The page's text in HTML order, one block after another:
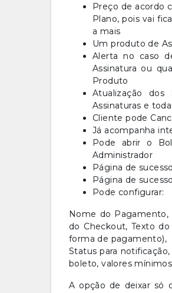
Preço de acordo
Plano, pois vai
a mais
Um produto de
Alerta no caso
Assinatura ou
Produto
Atualização
Assinaturas e
Cliente pode
Já acompanha
Pode abrir o
Administrador
Página de
Página de
Pode configurar:
Nome do
do Checkout, Texto
forma de pagamento),
Status para
boleto, valores
A opção de deixar só